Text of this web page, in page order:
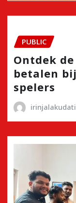
PUBLIC
Ontdek
betalen
spelers